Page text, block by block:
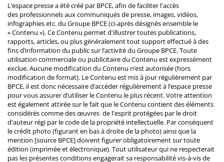
L’espace presse a été créé par BPCE, afin de faciliter l'accès
des professionnels aux communiqués de presse, images, vidéos,
infographies etc. du Groupe BPCE (ci-après désignés ensemble le
« Contenu »). Ce Contenu permet d'illustrer toutes publications,
rapports, articles, ou plus généralement tout support effectué à des
fins d’information du public sur l’activité du Groupe BPCE. Toute
utilisation commerciale ou publicitaire du Contenu est expressément
exclue. Aucune modification du Contenu n’est autorisée (hors
modification de format). Le Contenu est mis à jour régulièrement par
BPCE, il est donc nécessaire d’accéder régulièrement à l’espace presse
pour vous assurer d’utiliser le Contenu le plus récent. Votre attention
est également attirée sur le fait que le Contenu contient des éléments
considérés comme des œuvres de l'esprit protégées par le droit
d'auteur régi par le code de la propriété intellectuelle. Par conséquent
le crédit photo (figurant en bas à droite de la photo) ainsi que la
mention [source BPCE] doivent figurer obligatoirement sur toute
édition (imprimée et électronique). Tout utilisateur qui ne respecterait
pas les présentes conditions engagerait sa responsabilité vis-à-vis de